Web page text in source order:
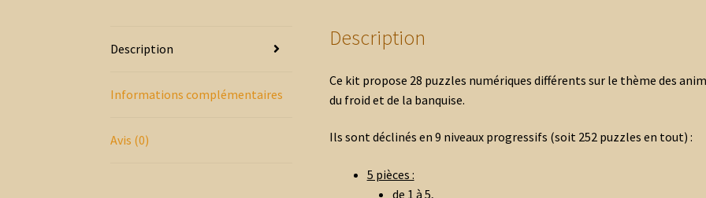
Description
Informations complémentaires
Avis (0)
Description
Ce kit propose 28 puzzles numériques différents sur le thème des
du froid et de la banquise.
Ils sont déclinés en 9 niveaux progressifs (soit 252 puzzles en tout) :
5 pièces :
de 1 à 5,